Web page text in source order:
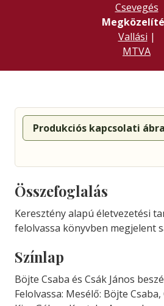
Csevegés
Vallási |
MTVA
Produkciós kapcsolati
Összefoglalás
Keresztény alapú életvezetési
felolvassa könyvben megjelent
Színlap
Böjte Csaba és Csák János
Felolvassa: Mesélő: Böjte